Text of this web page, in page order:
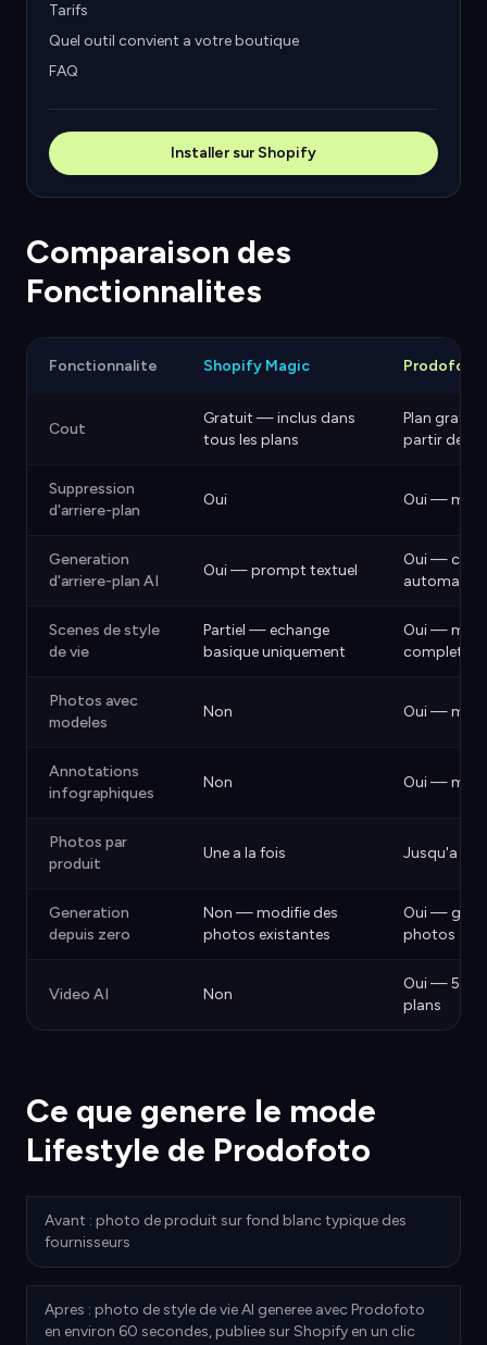
Tarifs
Quel outil convient a votre boutique
FAQ
Installer sur Shopify
Comparaison des
Fonctionnalites
Fonctionnalite Shopify Magic Prodofoto
Cout
Gratuit — inclus dans
tous les plans
Plan
partir de
Suppression
d'arriere-plan
Oui Oui —
Generation
d'arriere-plan AI
Oui — prompt textuel
Oui —
Scenes de style
de vie
Partiel — echange
basique uniquement
Oui —
complet
Photos avec
modeles
Non Oui —
Annotations
infographiques
Non Oui —
Photos par
produit
Une a la fois Jusqu'a 9
Generation
depuis zero
Non — modifie des
photos existantes
Oui —
photos
Video AI Non
Oui — 5s/
plans
Ce que genere le mode
Lifestyle de Prodofoto
Avant : photo de produit sur fond blanc typique des
fournisseurs
Apres : photo de style de vie AI generee avec Prodofoto
en environ 60 secondes, publiee sur Shopify en un clic